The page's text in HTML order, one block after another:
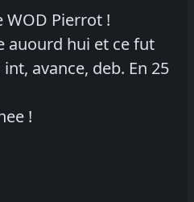
WOD Pierrot !
auourd hui et ce fut
avance, deb. En 25
!